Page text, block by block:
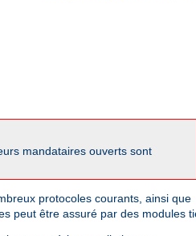
mandataires ouverts sont
protocoles courants, ainsi que
peut être assuré par des modules